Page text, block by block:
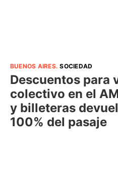
BUENOS AIRES.SOCIEDAD
Descuentos para
colectivo en el
y billeteras
100% del pasaje